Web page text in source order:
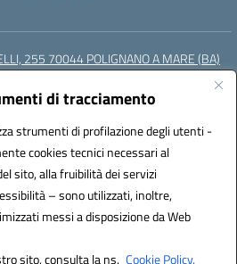
di tracciamento
strumenti di profilazione degli utenti -
cookies tecnici necessari al
sito, alla fruibilità dei servizi
– sono utilizzati, inoltre,
messi a disposizione da Web
sito, consulta la ns. Cookie Policy.
255 70044 POLIGNANO A MARE (BA)
BAIC87200N@pec.istruzione.it
(IPA): istsc_BAIC87200N
UF9AKD
by 3D Solution S.r.l.